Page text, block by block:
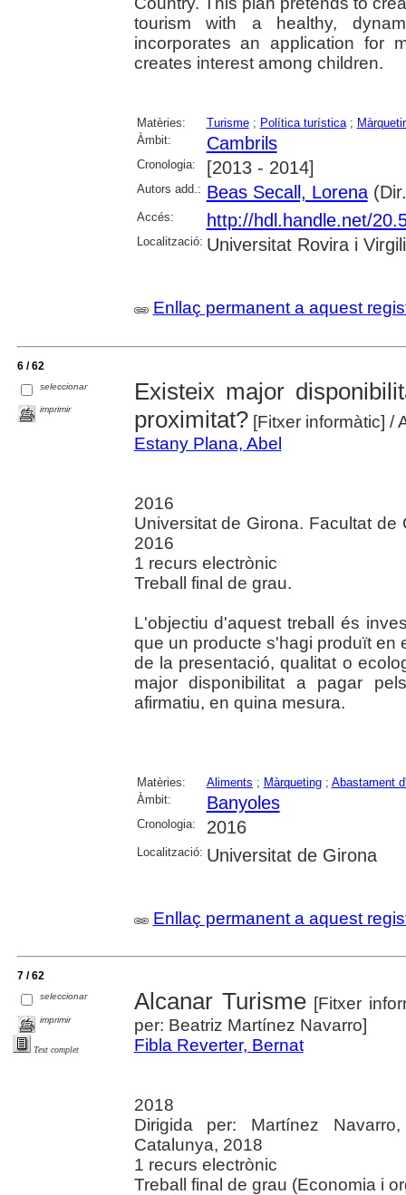
tourism with a healthy,
incorporates an application for
creates interest among children.
Matèries: Turisme; Política turística;
Àmbit:
Cambrils
Cronologia: [2013 - 2014]
Autors add.: Beas Secall, Lorena
Accés: http://hdl.handle.net/
Localització: Universitat Rovira i Virgili
Enllaç permanent a aquest
6 / 62
seleccionar
imprimir
Existeix major
proximitat?[Fitxer informàtic] /
Estany Plana, Abel
2016
Universitat de Girona. Facultat
2016
1 recurs electrònic
Treball final de grau.
L'objectiu d'aquest treball és
que un producte s'hagi produït en
de la presentació, qualitat o
major disponibilitat a pagar
afirmatiu, en quina mesura.
Matèries: Aliments ; Màrqueting; Abastament
Àmbit:
Banyoles
Cronologia: 2016
Localització: Universitat de Girona
Enllaç permanent a aquest
7 / 62
seleccionar
imprimir
Text complet
Alcanar Turisme[Fitxer
per: Beatriz Martínez Navarro]
Fibla Reverter, Bernat
2018
Dirigida per: Martínez
Catalunya, 2018
1 recurs electrònic
Treball final de grau (Economia i